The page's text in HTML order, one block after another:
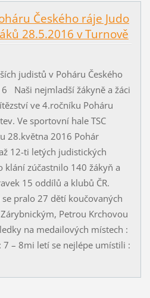
Českého ráje Judo
28.5.2016 v Turnově
judistů v Poháru Českého
Naši nejmladší žákyně a žáci
ve 4.ročníku Poháru
Ve sportovní hale TSC
28.května 2016 Pohár
12-ti letých judistických
klání zúčastnilo 140 žákyň a
15 oddílů a klubů ČR.
pralo 27 dětí koučovaných
Petrou Krchovou
na medailových místech :
– 8mi letí se nejlépe umístili :